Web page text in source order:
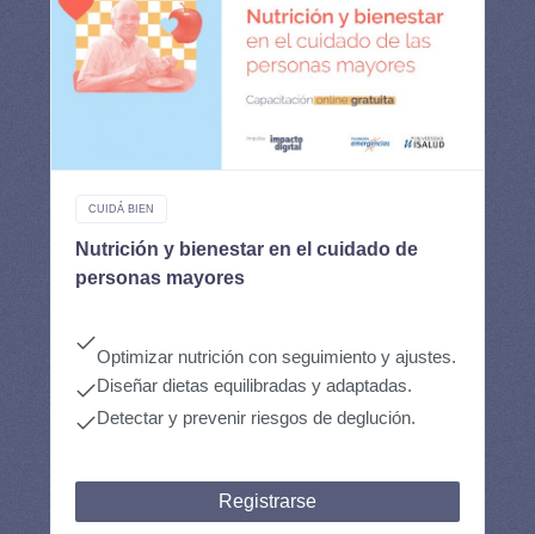
CUIDÁ BIEN
Nutrición y bienestar en el cuidado de
personas mayores
Optimizar nutrición con seguimiento y ajustes.
Diseñar dietas equilibradas y adaptadas.
Detectar y prevenir riesgos de deglución.
Registrarse